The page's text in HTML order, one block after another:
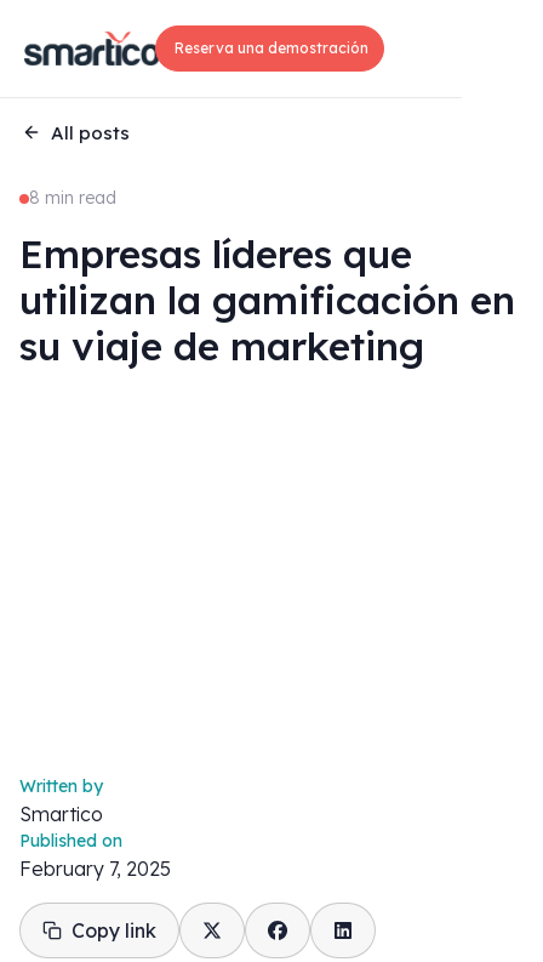
Reserva una demostración
All posts
8 min read
Empresas líderes que
utilizan la gamificación en
su viaje de marketing
Written by
Smartico
Published on
February 7, 2025
Copy link